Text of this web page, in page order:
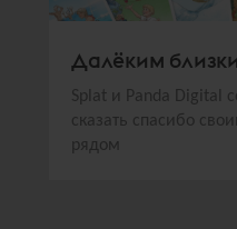
Далёким
Splat и Panda Digital
сказать спасибо
рядом